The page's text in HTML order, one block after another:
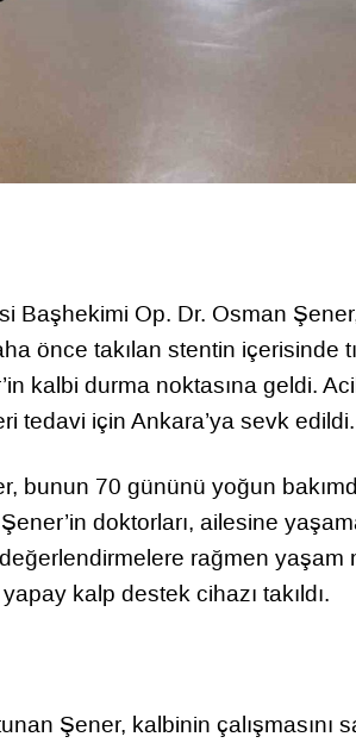
Başhekimi Op. Dr. Osman
önce takılan stentin içerisinde
kalbi durma noktasına geldi.
tedavi için Ankara’ya sevk edildi.
bunun 70 gününü yoğun
doktorları, ailesine
rağmen yaşam
kalp destek cihazı takıldı.
Şener, kalbinin çalışmasını